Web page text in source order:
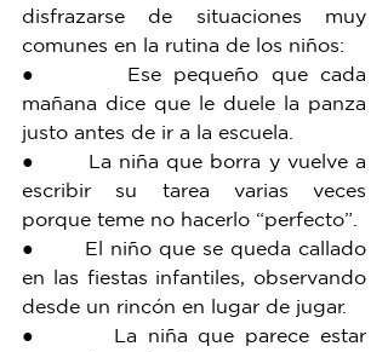
disfrazarse de situaciones muy
comunes en la rutina de los niños:
●       Ese pequeño que cada
mañana dice que le duele la panza
justo antes de ir a la escuela.
●       La niña que borra y vuelve a
escribir su tarea varias veces
porque teme no hacerlo “perfecto”.
●       El niño que se queda callado
en las fiestas infantiles, observando
desde un rincón en lugar de jugar.
●       La niña que parece estar